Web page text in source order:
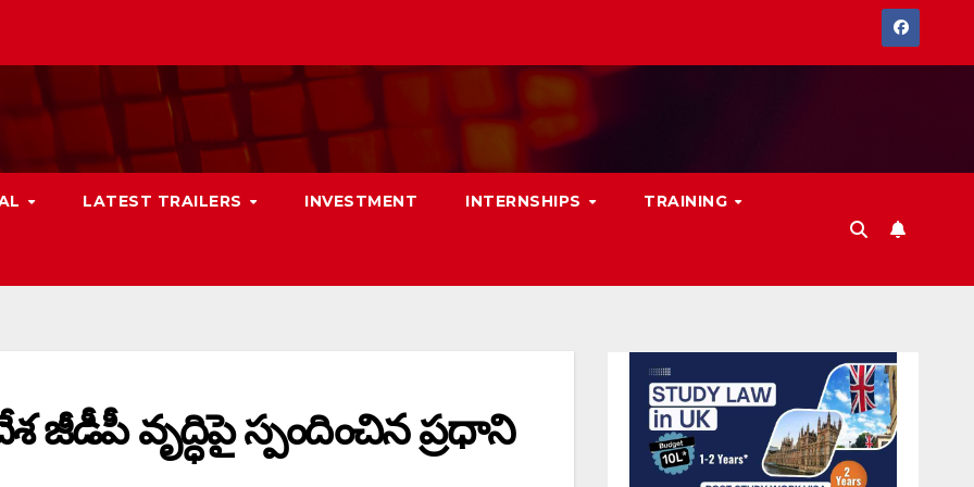
LATEST TRAILERS INVESTMENT INTERNSHIPS TRAINING
జీడీపీ వృద్ధిపై స్పందించిన ప్రధాని